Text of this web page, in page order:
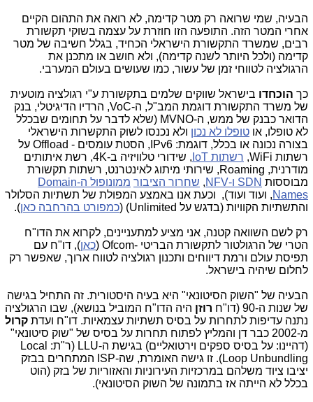
הבעיה, שמי שרואה רק מטר קדימה, לא רואה את התהום הקיים
אחרי המטר הזה. התופעה הזו חוזרת על עצמה בשוקי תקשורת
רבים, שמשרד התקשורת הישראלי הכחיד, בגלל חשיבה של מטר
קדימה (ולכל היותר לשנה קדימה), ולא חושב או מתכנן את
הרגולציה לטווחי זמן של עשור, כמו שעושים בעולם המערבי.
כך הוכחדו בישראל שווקים שלמים בתקשורת ע"י רגולציה מוטעית
של משרד התקשורת דוגמת המב"ל, ה-VoC, הרדיו הדיגיטלי, בנק
הדואר כבנק של ממש, ה-MVNO (שלא לדבר על תחומים שבכלל
לא טופלו, או טופלו לא נכון ולא נכנסו לשוק התקשרות הישראלי
בצורה נכונה או בכלל, דוגמת: IPv6, הסטת עומסים - Offload על
רשתות WiFi,
רשתות IoT
, שידורי טלוויזיה ב-4K, רשת איתותים
מודרנית, Roaming, שירותי מיתוג לאינטרנט, רשתות תקשורת
מבוססות SDN ו-NFV , שחרור הציבור
ממונופול ה-Domain
Names, ועוד ועוד), וכעת אנו באמצע המפולת של תשתיות הסלולר
והתשתיות הקוויות (בדגש על Unlimited) (
כמפורט בהרחבה כאן).
רק לשם השוואה קטנה, אני מציע למתעניינים, לקרוא את הדו"ח
הטרי של הרגולטור לתקשורת הבריטי -Ofcom (
כאן), דו"ח עם
תפיסת עולם ורמת דיווחים ותכנון רגולציה לטווח ארוך, שאפשר רק
לחלום שיהיה בישראל.
הבעיה של "השוק הסיטונאי" היא בעיה היסטורית. זה התחיל בגישה
של שנות ה-90 (דו"ח
רוזן היה הדו"ח המוביל בנושא), שבו הרגולציה
נתנה עדיפות לתחרות על בסיס תשתיות עצמאיות. דו"ח ועדת קרול
מ-2002 כבר דן והמליץ לפתוח תחרות על בסיס של "שוק סיטונאי"
(דהיינו: על בסיס ספקים וירטואליים) בגישת ה-LLU (ר"ת: Local
Loop Unbundling). זו גישה האומרת, שה-ISP המתחרים בבזק
יציבו ציוד משלהם במרכזיות העירוניות והאזוריות של בזק (הוט
בכלל לא הייתה אז בתמונה של השוק הסיטונאי).